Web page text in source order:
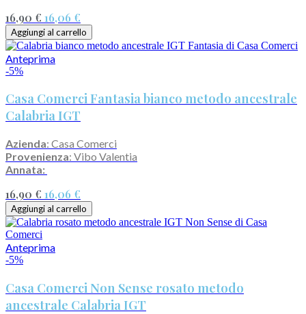
16,90 € 16,06 €
Aggiungi al carrello
Anteprima
-5%
Casa Comerci Fantasia bianco metodo ancestrale
Calabria IGT
Azienda: Casa Comerci
Provenienza: Vibo Valentia
Annata:
16,90 € 16,06 €
Aggiungi al carrello
Anteprima
-5%
Casa Comerci Non Sense rosato metodo
ancestrale Calabria IGT